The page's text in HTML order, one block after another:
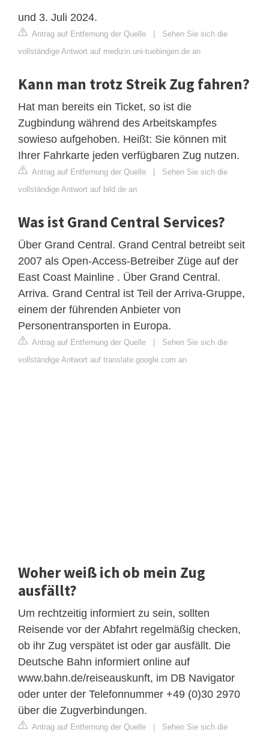
und 3. Juli 2024.
Antrag auf Entfernung der Quelle | Sehen Sie sich die
vollständige Antwort auf medizin.uni-tuebingen.de an
Kann man trotz Streik Zug fahren?
Hat man bereits ein Ticket, so ist die
Zugbindung während des Arbeitskampfes
sowieso aufgehoben. Heißt: Sie können mit
Ihrer Fahrkarte jeden verfügbaren Zug nutzen.
Antrag auf Entfernung der Quelle | Sehen Sie sich die
vollständige Antwort auf bild.de an
Was ist Grand Central Services?
Über Grand Central. Grand Central betreibt seit
2007 als Open-Access-Betreiber Züge auf der
East Coast Mainline . Über Grand Central.
Arriva. Grand Central ist Teil der Arriva-Gruppe,
einem der führenden Anbieter von
Personentransporten in Europa.
Antrag auf Entfernung der Quelle | Sehen Sie sich die
vollständige Antwort auf translate.google.com an
Woher weiß ich ob mein Zug
ausfällt?
Um rechtzeitig informiert zu sein, sollten
Reisende vor der Abfahrt regelmäßig checken,
ob ihr Zug verspätet ist oder gar ausfällt. Die
Deutsche Bahn informiert online auf
www.bahn.de/reiseauskunft, im DB Navigator
oder unter der Telefonnummer +49 (0)30 2970
über die Zugverbindungen.
Antrag auf Entfernung der Quelle | Sehen Sie sich die